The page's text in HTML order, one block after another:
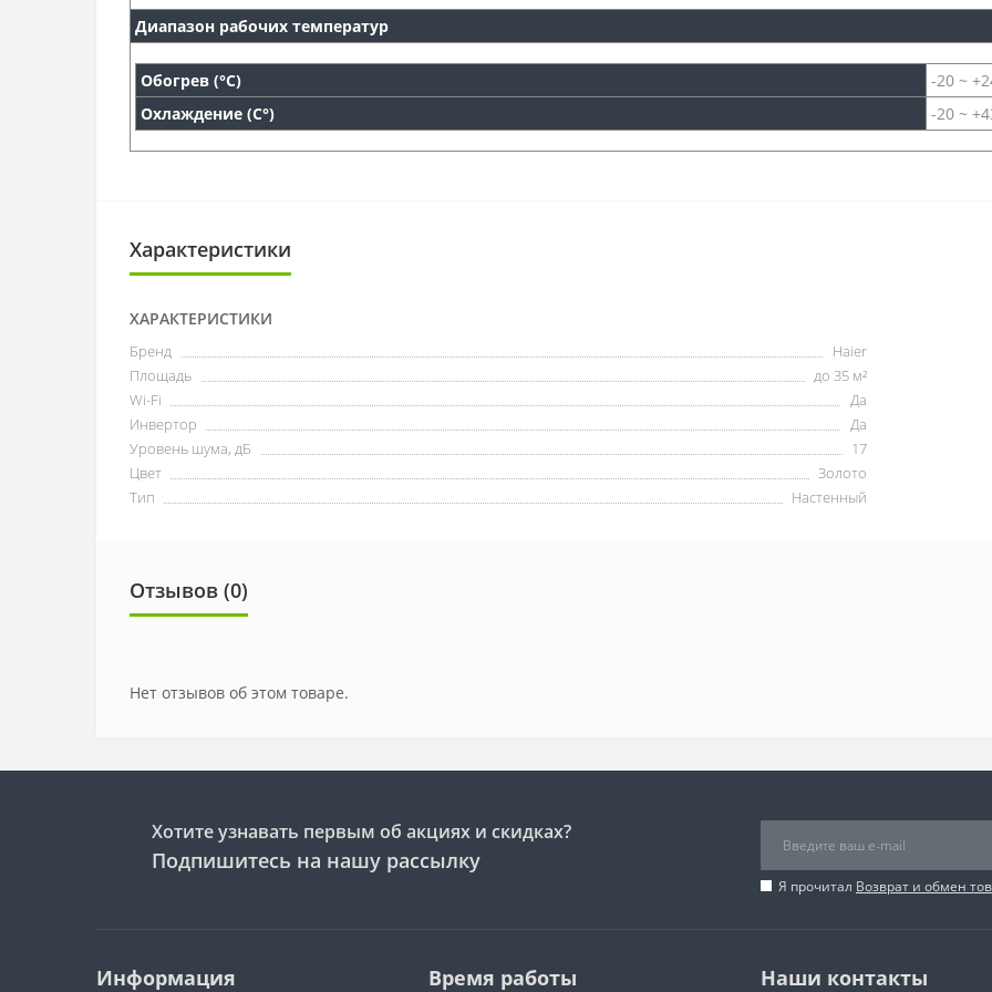
Диапазон рабочих температур
Обогрев (°С)
-20 ~
Охлаждение (С°)
-20 ~
Характеристики
ХАРАКТЕРИСТИКИ
Бренд
Haier
Площадь
до 35 м²
Wi-Fi
Да
Инвертор
Да
Уровень шума, дБ
17
Цвет
Золото
Тип
Настенный
Отзывов (0)
Нет отзывов об этом товаре.
Хотите узнавать первым об акциях и скидках?
Подпишитесь на нашу рассылку
Я прочитал Возврат и обмен
Информация Время работы Наши контакты